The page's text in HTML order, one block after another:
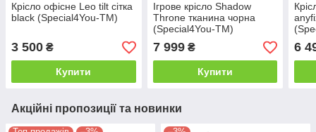
Крісло офісне Leo tilt сітка
black (Special4You-ТМ)
3 500 ₴
Купити
Ігрове крісло Shadow
Throne тканина чорна
(Special4You-ТМ)
7 999₴
Купити
6
Акційні пропозиції та новинки